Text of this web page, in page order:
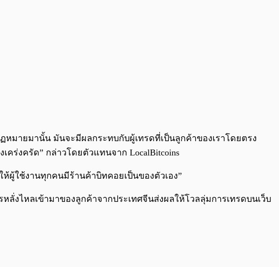
มายมานั้น มันจะมีผลกระทบกับผู้เทรดที่เป็นลูกค้าของเราโดยตรง
ร่งครัด” กล่าวโดยตัวแทนจาก LocalBitcoins
ห้ผู้ใช้งานทุกคนมีร้านค้าบิทคอยเป็นของตัวเอง”
ลั่งไหลเข้ามาของลูกค้าจากประเทศจีนส่งผลให้โวลลุ่มการเทรดบนเว็บ